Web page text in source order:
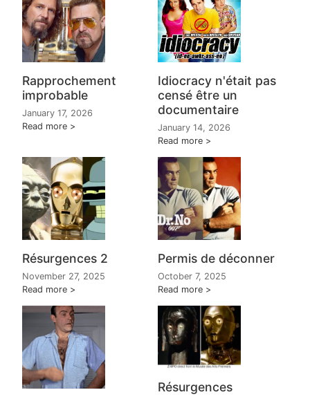
Rapprochement
improbable
January 17, 2026
Read more
Idiocracy n'était pas
censé être un
documentaire
January 14, 2026
Read more
Résurgences 2
November 27, 2025
Read more
Permis de déconner
October 7, 2025
Read more
Résurgences